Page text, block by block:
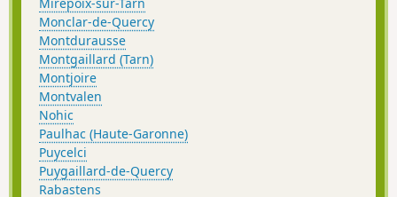
Monclar-de-Quercy
Montdurausse
Montgaillard (Tarn)
Montjoire
Montvalen
Nohic
Paulhac (Haute-Garonne)
Puycelci
Puygaillard-de-Quercy
Rabastens